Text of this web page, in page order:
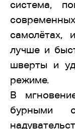
система,
самолётах,
лучше и
шверты и
режиме.
В
бурными